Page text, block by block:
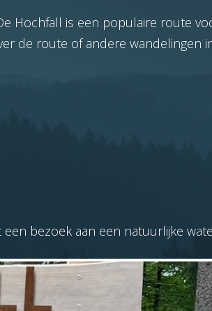
Hochfall is een populaire route
de route of andere wandelingen
bezoek aan een natuurlijke